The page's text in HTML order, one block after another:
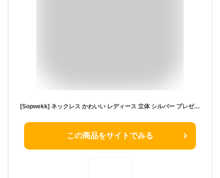
[Sopwekk] ネックレス かわいい レディース 立体 シルバー プレゼント 女性 彼女 妻 嫁 20代 30代 40代 50代アクセサリー（白い）
この商品をサイトでみる